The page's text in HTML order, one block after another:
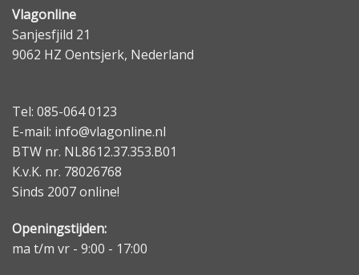
Vlagonline
Sanjesfjild 21
9062 HZ Oentsjerk, Nederland
Tel: 085-064 0123
E-mail: info@vlagonline.nl
BTW nr. NL8612.37.353.B01
K.v.K. nr. 78026768
Sinds 2007 online!
Openingstijden:
ma t/m vr - 9:00 - 17:00